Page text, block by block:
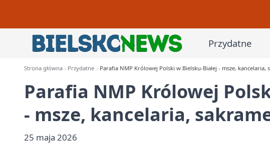
Przydatne
Strona główna Przydatne Parafia NMP Królowej Polski w Bielsku-Białej - msze, kancelaria,
Parafia NMP Królowej
- msze, kancelaria,
25 maja 2026